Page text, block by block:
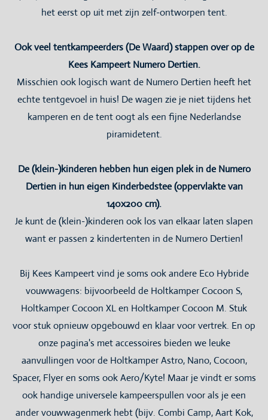
het eerst op uit met zijn zelf-ontworpen tent.
Ook veel tentkampeerders (De Waard) stappen over op de
Kees Kampeert Numero Dertien.
Misschien ook logisch want de Numero Dertien heeft het
echte tentgevoel in huis! De wagen zie je niet tijdens het
kamperen en de tent oogt als een fijne Nederlandse
piramidetent.
De (klein-)kinderen hebben hun eigen plek in de Numero
Dertien in hun eigen Kinderbedstee (oppervlakte van
140x200 cm).
Je kunt de (klein-)kinderen ook los van elkaar laten slapen
want er passen 2 kindertenten in de Numero Dertien!
Bij Kees Kampeert vind je soms ook andere Eco Hybride
vouwwagens: bijvoorbeeld de Holtkamper Cocoon S,
Holtkamper Cocoon XL en Holtkamper Cocoon M. Stuk
voor stuk opnieuw opgebouwd en klaar voor vertrek. En op
onze pagina's met accessoires bieden we leuke
aanvullingen voor de Holtkamper Astro, Nano, Cocoon,
Spacer, Flyer en soms ook Aero/Kyte! Maar je vindt er soms
ook handige universele kampeerspullen voor als je een
ander vouwwagenmerk hebt (bijv. Combi Camp, Aart Kok,